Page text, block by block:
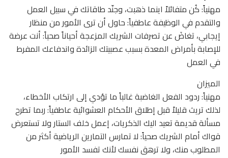
مهنياً: كُن متفائلاً اينما ذهبت، وجنّد طاقاتك في سبيل العمل
والتقدم في الوظيفة عاطفياً: حاول أن ترى الأمور من منظار
إيجابي، تغاضَ عن تصرفات الشريك المزعجة أحياناً صحياً: أنت عرضة
للإصابة بأمراض المعدة بسبب عصبيتك الزائدة واندفاعك المفرط
في العمل
الميزان
مهنياً: ردود الفعل الغاضبة غالباً ما تؤدي إلى ارتكاب الأخطاء،
لذلك تريث قليلاً قبل إطلاق الأحكام العشوائية عاطفياً: ربما تطرح
مسألة قديمة تعيد اليك الذكريات، إعمل خلف الستار ولا تستعرض
قواك أمام الشريك صحياً: لا تمارس التمارين الرياضية أكثر من
المطلوب منك، ولا ترهق نفسك لأنك تفسد الأمور